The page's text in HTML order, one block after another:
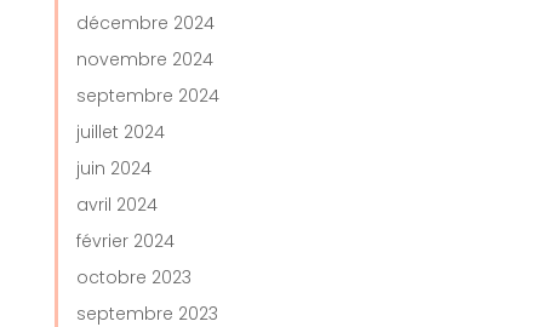
décembre 2024
novembre 2024
septembre 2024
juillet 2024
juin 2024
avril 2024
février 2024
octobre 2023
septembre 2023